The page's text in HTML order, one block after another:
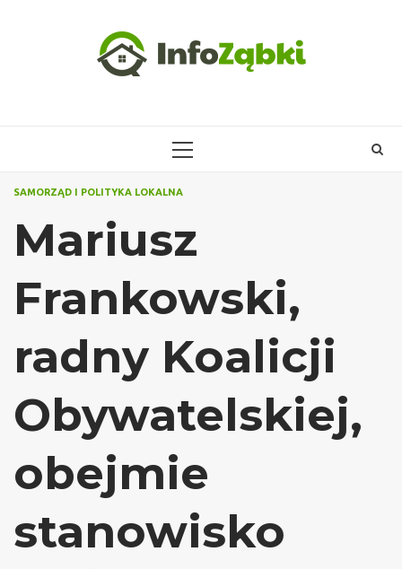
PRIMARY
SAMORZĄD I POLITYKA LOKALNA
Mariusz
Frankowski,
radny Koalicji
Obywatelskiej,
obejmie
stanowisko